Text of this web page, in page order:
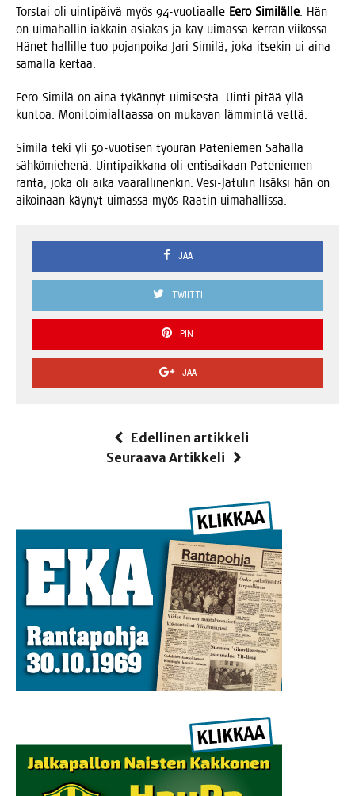
Tors­tai oli uin­ti­päi­vä myös 94-vuo­ti­aal­le Eero Simi­läl­le. Hän
on uima­hal­lin iäk­käin asia­kas ja käy uimas­sa ker­ran vii­kos­sa.
Hänet hal­lil­le tuo pojan­poi­ka Jari Simi­lä, joka itse­kin ui aina
samal­la kertaa.
Eero Simi­lä on aina tykän­nyt uimi­ses­ta. Uin­ti pitää yllä
kun­toa. Moni­toi­mial­taas­sa on muka­van läm­min­tä vettä.
Simi­lä teki yli 50-vuo­ti­sen työ­uran Pate­nie­men Sahal­la
säh­kö­mie­he­nä. Uin­ti­paik­ka­na oli enti­sai­kaan Pate­nie­men
ran­ta, joka oli aika vaa­ral­li­nen­kin. Vesi-Jatu­lin lisäk­si hän on
aikoi­naan käy­nyt uimas­sa myös Raa­tin uimahallissa.
JAA
TWIITTI
PIN
JAA
Edellinen artikkeli
Seuraava Artikkeli